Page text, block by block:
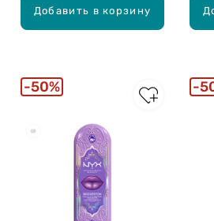
Добавить в корзину
50%